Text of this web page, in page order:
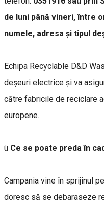
de luni până vineri, între
numele, adresa și tipul
Echipa Recyclable D&D
deșeuri electrice și va
către fabricile de reciclare
europene.
ü Ce se poate preda în
Campania vine în sprijinul
doresc să se debaraseze